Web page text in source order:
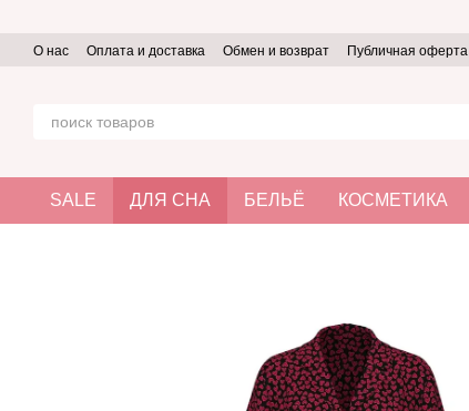
О нас Оплата и доставка Обмен и возврат Публичная оферта
SALE ДЛЯ СНА БЕЛЬЁ КОСМЕТИКА